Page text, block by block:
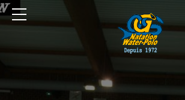
Panneau de gestion des cookies